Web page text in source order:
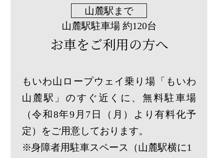
山麓駅まで
山麓駅駐車場 約120台
お車をご利用の方へ
もいわ山ロープウェイ乗り場「もいわ
山麓駅」のすぐ近くに、無料駐車場
（令和8年9月7日（月）より有料化予
定）をご用意しております。
身障者用駐車スペース（山麓駅横に1